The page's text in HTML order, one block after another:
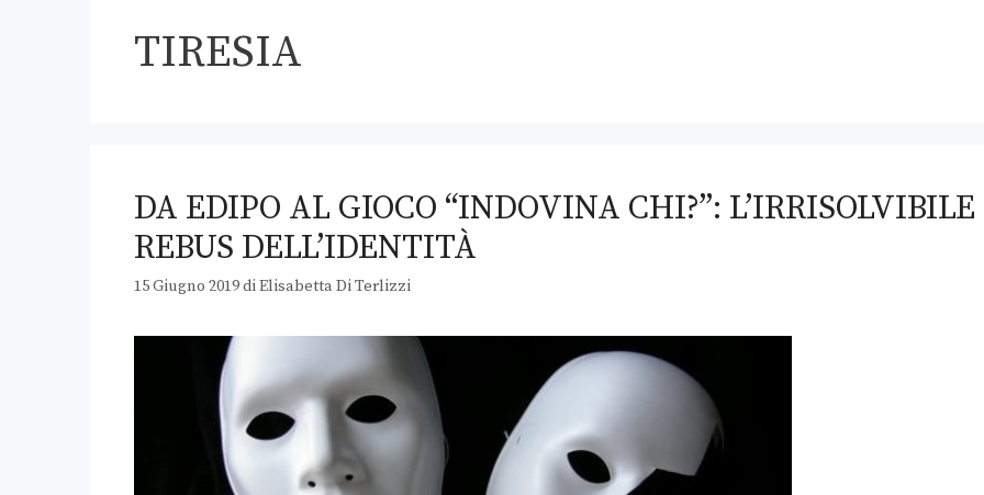
TIRESIA
DA EDIPO AL GIOCO “INDOVINA CHI?”: L’IRRISOLVIBILE
REBUS DELL’IDENTITÀ
15 Giugno 2019diElisabetta Di Terlizzi